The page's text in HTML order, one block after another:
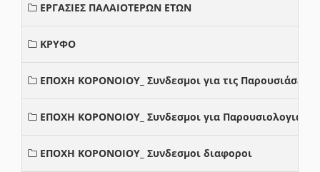
ΕΡΓΑΣΙΕΣ ΠΑΛΑΙΟΤΕΡΩΝ ΕΤΩΝ
ΚΡΥΦΟ
ΕΠΟΧΗ ΚΟΡΟΝΟΙΟΥ_ Συνδεσμοι για τις Παρουσιάσεις
ΕΠΟΧΗ ΚΟΡΟΝΟΙΟΥ_ Συνδεσμοι για Παρουσιολογια
ΕΠΟΧΗ ΚΟΡΟΝΟΙΟΥ_ Συνδεσμοι διαφοροι